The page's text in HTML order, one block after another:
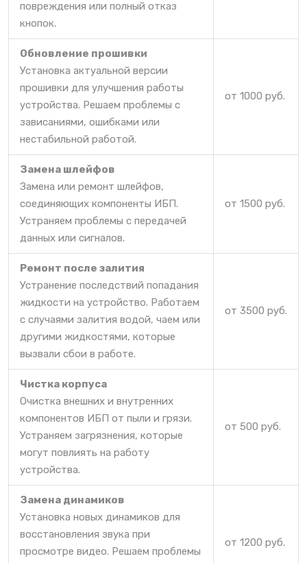
повреждения или полный отказ
кнопок.
Обновление прошивки
Установка актуальной версии
прошивки для улучшения работы
устройства. Решаем проблемы с
зависаниями, ошибками или
нестабильной работой.
от 1000 руб.
Замена шлейфов
Замена или ремонт шлейфов,
соединяющих компоненты ИБП.
Устраняем проблемы с передачей
данных или сигналов.
от 1500 руб.
Ремонт после залития
Устранение последствий попадания
жидкости на устройство. Работаем
с случаями залития водой, чаем или
другими жидкостями, которые
вызвали сбои в работе.
от 3500 руб.
Чистка корпуса
Очистка внешних и внутренних
компонентов ИБП от пыли и грязи.
Устраняем загрязнения, которые
могут повлиять на работу
устройства.
от 500 руб.
Замена динамиков
Установка новых динамиков для
восстановления звука при
просмотре видео. Решаем проблемы
от 1200 руб.